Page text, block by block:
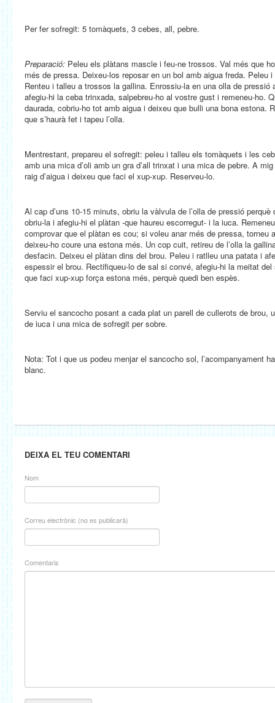
Per fer sofregit: 5 tomàquets, 3 cebes, all, pebre.
Preparació: Peleu els plàtans mascle i feu-ne trossos. Val més que
més de pressa. Deixeu-los reposar en un bol amb aigua freda. Peleu
Renteu i talleu a trossos la gallina. Enrossiu-la en una olla de pressió
afegiu-hi la ceba trinxada, salpebreu-ho al vostre gust i remeneu-ho.
daurada, cobriu-ho tot amb aigua i deixeu que bulli una bona estona.
que s’haurà fet i tapeu l’olla.
Mentrestant, prepareu el sofregit: peleu i talleu els tomàquets i les
amb una mica d’oli amb un gra d’all trinxat i una mica de pebre. A
raig d’aigua i deixeu que faci el xup-xup. Reserveu-lo.
Al cap d’uns 10-15 minuts, obriu la vàlvula de l’olla de pressió
obriu-la i afegiu-hi el plàtan -que haureu escorregut- i la iuca.
comprovar que el plàtan es cou; si voleu anar més de pressa, torneu
deixeu-ho coure una estona més. Un cop cuit, retireu de l’olla la
desfacin. Deixeu el plàtan dins del brou. Peleu i ratlleu una patata i
espessir el brou. Rectifiqueu-lo de sal si convé, afegiu-hi la meitat
que faci xup-xup força estona més, perquè quedi ben espès.
Serviu el sancocho posant a cada plat un parell de cullerots de brou,
de iuca i una mica de sofregit per sobre.
Nota: Tot i que us podeu menjar el sancocho sol, l’acompanyament
blanc.
DEIXA EL TEU COMENTARI
Nom
Correu electrònic (no es publicarà)
Comentaris